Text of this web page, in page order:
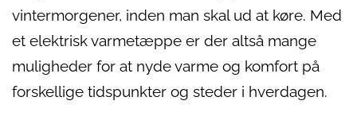
vintermorgener, inden man skal ud at køre. Med
et elektrisk varmetæppe er der altså mange
muligheder for at nyde varme og komfort på
forskellige tidspunkter og steder i hverdagen.